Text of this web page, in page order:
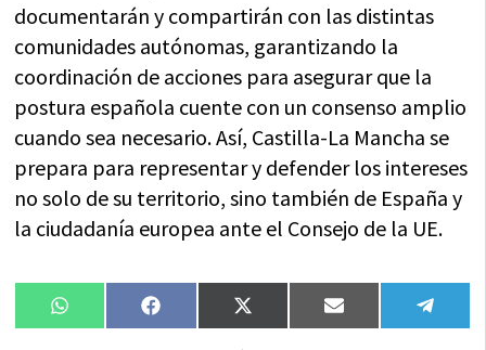
documentarán y compartirán con las distintas
comunidades autónomas, garantizando la
coordinación de acciones para asegurar que la
postura española cuente con un consenso amplio
cuando sea necesario. Así, Castilla-La Mancha se
prepara para representar y defender los intereses
no solo de su territorio, sino también de España y
la ciudadanía europea ante el Consejo de la UE.
Compartir
en
WhatsAppCompartir
en
FacebookCompartir
en
X
(Twitter)
Compartir
en
Email
en